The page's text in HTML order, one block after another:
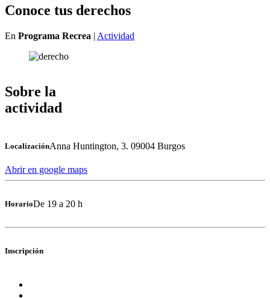
Conoce tus derechos
En Programa Recrea | Actividad
Sobre la
actividad
LocalizaciónAnna Huntington, 3. 09004 Burgos
Abrir en google maps
HorarioDe 19 a 20 h
Inscripción